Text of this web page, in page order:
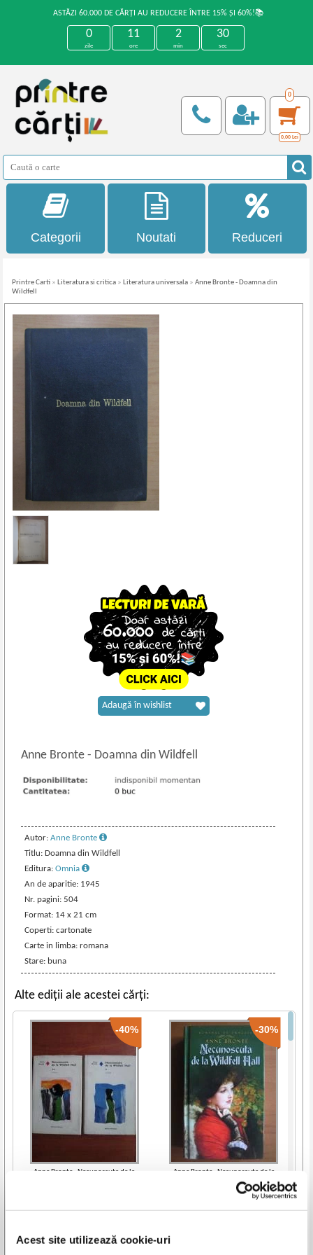
Acest site utilizează cookie-uri
ASTĂZI 60.000 DE CĂRȚI AU REDUCERE ÎNTRE 15% ȘI 60%!📚
0
zile
11
ore
2
min
30
sec
0
0,00 Lei
Categorii Noutati Reduceri
Printre Carti » Literatura si critica » Literatura universala »Anne Bronte - Doamna din
Wildfell
Anne Bronte- Doamna din Wildfell
Autor:Anne Bronte
Titlu: Doamna din Wildfell
Editura:Omnia
An de aparitie: 1945
Nr. pagini: 504
Format: 14 x 21 cm
Coperti: cartonate
Carte in limba: romana
Stare: buna
Adaugă în wishlist
Alte ediții ale acestei cărți:
-40%
Anne Bronte - Necunoscuta de la
-30%
Anne Bronte - Necunoscuta de la
Wildfell Hall